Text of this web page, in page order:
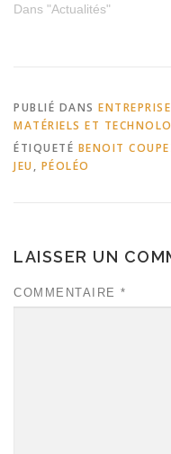
Dans "Actualités"
PUBLIÉ DANS
MATÉRIELS ET
ÉTIQUETÉ BENOIT
JEU , PÉOLÉO
LAISSER UN
COMMENTAIRE *